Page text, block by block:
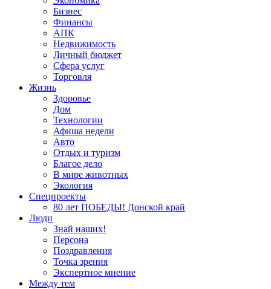
Бизнес
Финансы
АПК
Недвижимость
Личный бюджет
Сфера услуг
Торговля
Жизнь
Здоровье
Дом
Технологии
Афиша недели
Авто
Отдых и туризм
Благое дело
В мире животных
Экология
Спецпроекты
80 лет ПОБЕДЫ! Донской край
Люди
Знай наших!
Персона
Поздравления
Точка зрения
Экспертное мнение
Между тем